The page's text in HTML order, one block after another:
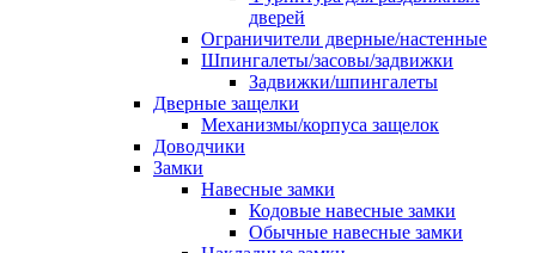
дверей
Ограничители дверные/настенные
Шпингалеты/засовы/задвижки
Задвижки/шпингалеты
Дверные защелки
Механизмы/корпуса защелок
Доводчики
Замки
Навесные замки
Кодовые навесные замки
Обычные навесные замки